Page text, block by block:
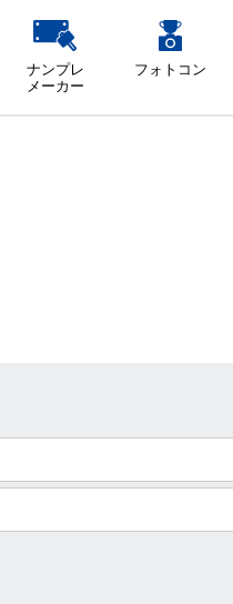
ナンプレ
メーカー
フォトコン